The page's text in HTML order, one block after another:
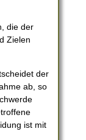
die der
Zielen
der
ab, so
ist mit